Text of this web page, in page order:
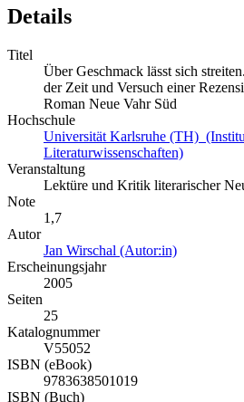
Details
Titel
Über Geschmack lässt sich
der Zeit und Versuch einer
Roman Neue Vahr Süd
Hochschule
Universität Karlsruhe (TH)
Literaturwissenschaften)
Veranstaltung
Lektüre und Kritik literarischer
Note
1,7
Autor
Jan Wirschal (Autor:in)
Erscheinungsjahr
2005
Seiten
25
Katalognummer
V55052
ISBN (eBook)
9783638501019
ISBN (Buch)